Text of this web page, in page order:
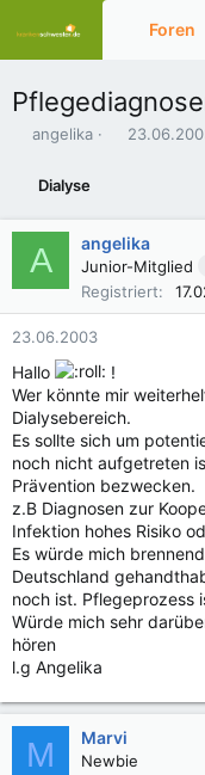
Foren
E
e
l
angelika
E
e
l
l
Dialyse
A angelika
Junior-Mitglied
Registriert
23.06.2003
Hallo
!
Wer könnte mir
Dialysebereich.
Es sollte sich um
noch nicht aufgetreten
Prävention bezwecken.
z.B Diagnosen zur
Infektion hohes Risiko
Es würde mich
Deutschland
noch ist. Pflegeprozess
Würde mich sehr
hören
l.g Angelika
M Marvi
Newbie